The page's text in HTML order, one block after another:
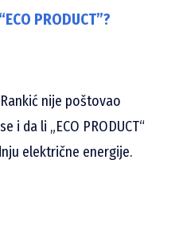
PRODUCT”?
nije poštovao
i da li „ECO PRODUCT“
električne energije.